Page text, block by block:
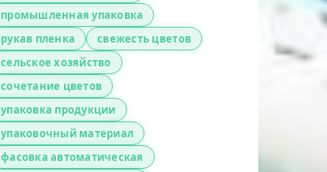
промышленная упаковка
рукав пленка
свежесть цветов
сельское хозяйство
сочетание цветов
упаковка продукции
упаковочный материал
фасовка автоматическая